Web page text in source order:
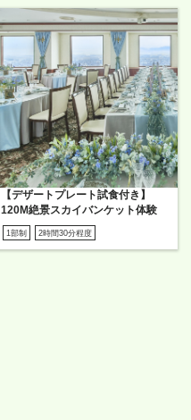
【デザートプレート試食付き】
120M絶景スカイバンケット体験
1部制 2時間30分程度